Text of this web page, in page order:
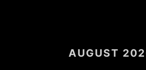
AUGUST